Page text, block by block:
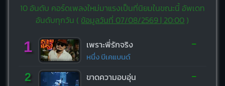
10 อันดับ คอร์ดเพลงใหม่มาแรงเป็นที่นิยมในขณะนี้ อัพเดท
อันดับทุกวัน ( ข้อมูลวันที่ 07/08/2569 | 20:00 )
1 เพราะพี่รักจริง
หนึ่ง บีเคแบนด์
-
2 ขาดความอบอุ่น -